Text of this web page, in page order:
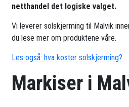
netthandel det logiske valget.
Vi leverer solskjerming til Malvik
du lese mer om produktene våre.
Les også: hva koster solskjerming?
Markiser i